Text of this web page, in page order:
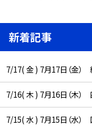
新着記事
7/17( 金 ) 7月17日（金）
7/16( 木 ) 7月16日（木
7/15( 水 ) 7月15日（水